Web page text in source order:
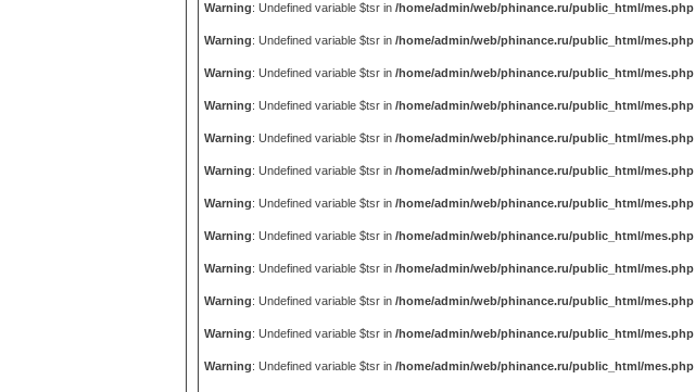
Warning: Undefined variable $tsr in /home/admin/web/phinance.ru/public_html/mes.php
Warning: Undefined variable $tsr in /home/admin/web/phinance.ru/public_html/mes.php
Warning: Undefined variable $tsr in /home/admin/web/phinance.ru/public_html/mes.php
Warning: Undefined variable $tsr in /home/admin/web/phinance.ru/public_html/mes.php
Warning: Undefined variable $tsr in /home/admin/web/phinance.ru/public_html/mes.php
Warning: Undefined variable $tsr in /home/admin/web/phinance.ru/public_html/mes.php
Warning: Undefined variable $tsr in /home/admin/web/phinance.ru/public_html/mes.php
Warning: Undefined variable $tsr in /home/admin/web/phinance.ru/public_html/mes.php
Warning: Undefined variable $tsr in /home/admin/web/phinance.ru/public_html/mes.php
Warning: Undefined variable $tsr in /home/admin/web/phinance.ru/public_html/mes.php
Warning: Undefined variable $tsr in /home/admin/web/phinance.ru/public_html/mes.php
Warning: Undefined variable $tsr in /home/admin/web/phinance.ru/public_html/mes.php